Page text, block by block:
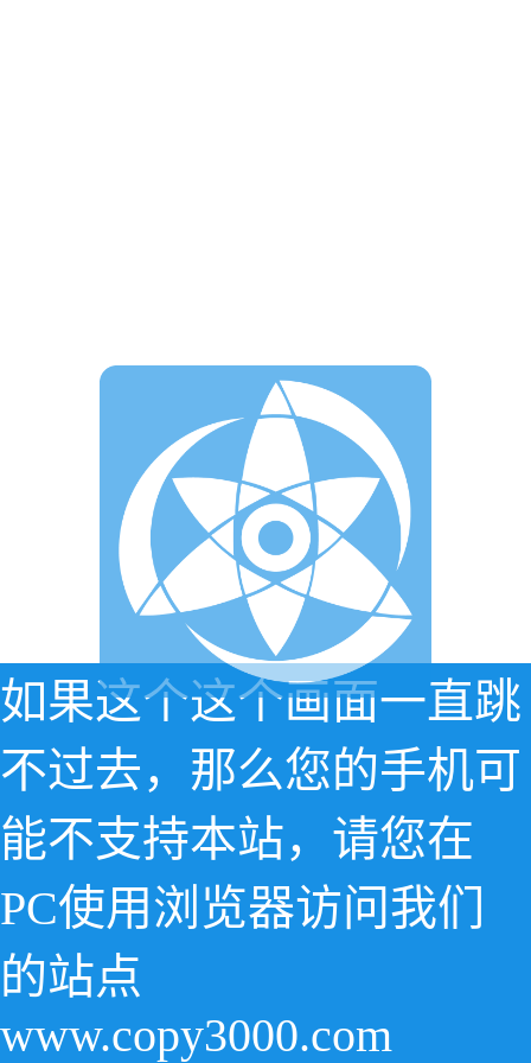
如果这个这个画面一直跳
不过去，那么您的手机可
能不支持本站，请您在
PC使用浏览器访问我们
的站点
www.copy3000.com